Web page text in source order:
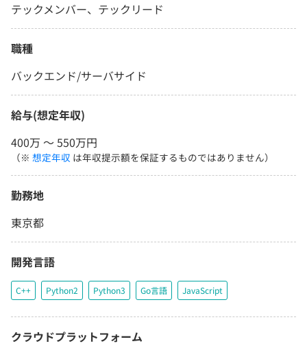
テックメンバー、テックリード
職種
バックエンド/サーバサイド
給与(想定年収)
400万 〜 550万円
（※ 想定年収 は年収提示額を保証するものではありません）
勤務地
東京都
開発言語
C++ Python2 Python3 Go言語 JavaScript
クラウドプラットフォーム